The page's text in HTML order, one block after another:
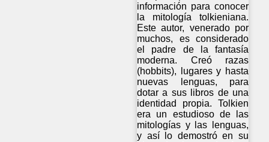
información para conocer
la mitología tolkieniana.
Este autor, venerado por
muchos, es considerado
el padre de la fantasía
moderna. Creó razas
(hobbits), lugares y hasta
nuevas lenguas, para
dotar a sus libros de una
identidad propia. Tolkien
era un estudioso de las
mitologías y las lenguas,
y así lo demostró en su